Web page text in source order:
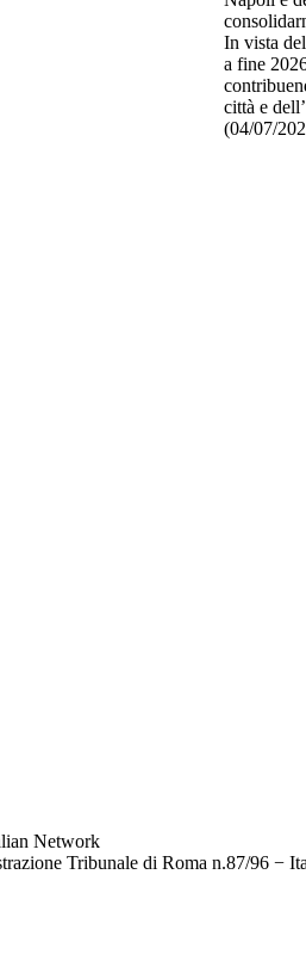
In vista
a fine
città e
(04/07/
Network
Tribunale di Roma n.87/96 −